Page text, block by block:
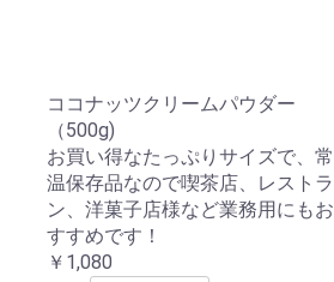
ココナッツクリームパウダー
（500g)
お買い得なたっぷりサイズで、常
温保存品なので喫茶店、レストラ
ン、洋菓子店様など業務用にもお
すすめです！
￥1,080